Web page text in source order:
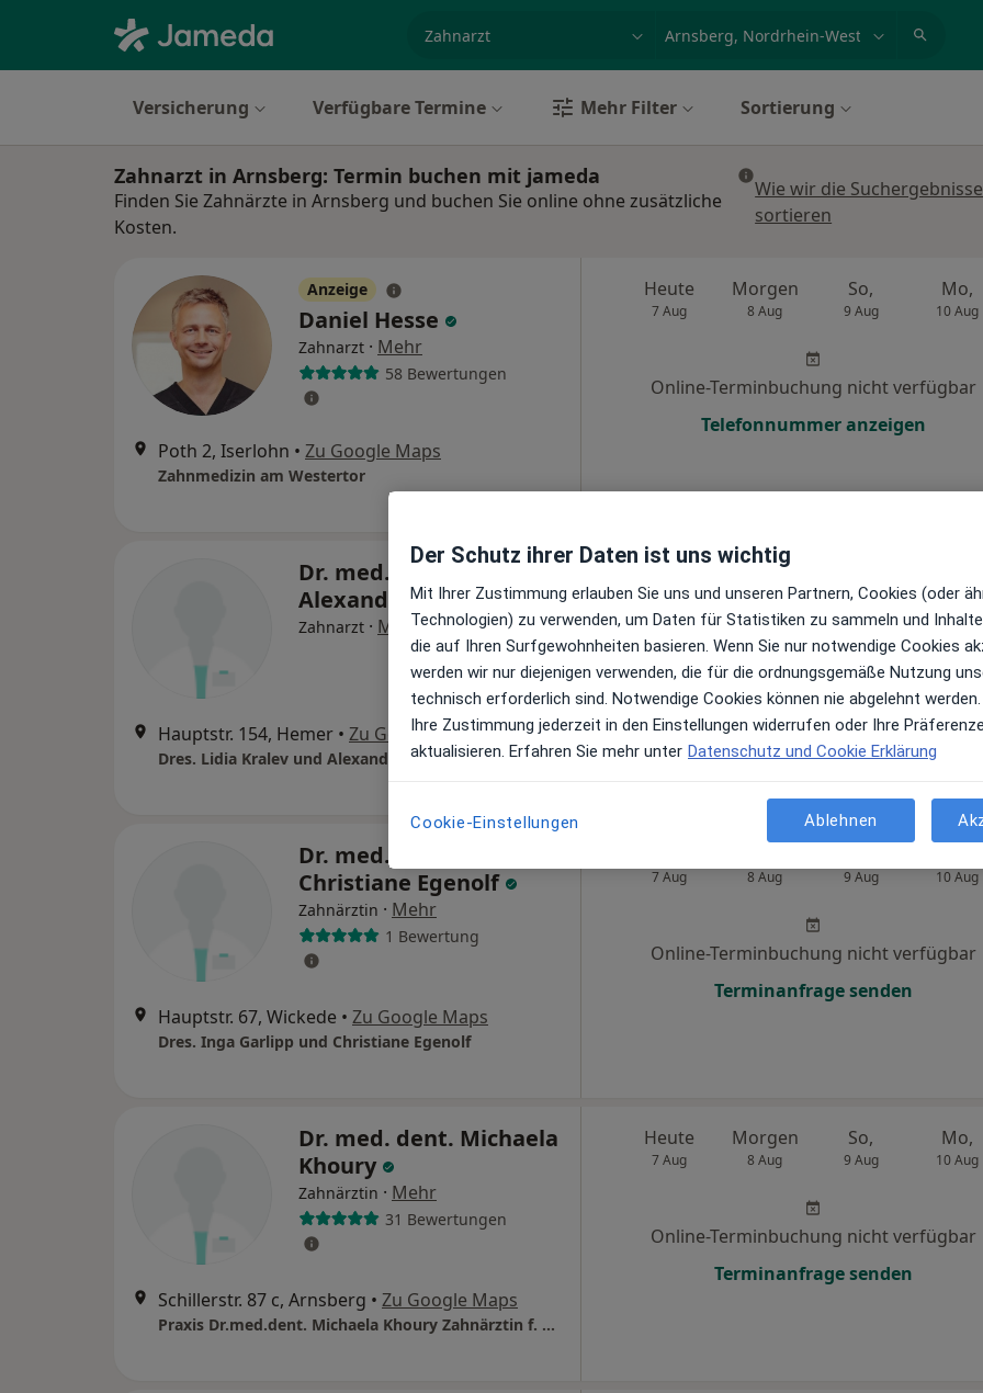
Versicherung Verfügbare Termine Mehr Filter Sortierung
Zahnarzt in Arnsberg: Termin buchen mit jameda
Finden Sie Zahnärzte in Arnsberg und buchen Sie online ohne zusätzliche
Kosten.
Wie wir die Suchergebnisse
sortieren
Anzeige
Daniel Hesse
Zahnarzt · Mehr
58 Bewertungen
Poth 2, Iserlohn • Zu Google Maps
Zahnmedizin am Westertor
Heute
7 Aug
Morgen
8 Aug
So,
9 Aug
Mo,
10 Aug
Online-Terminbuchung nicht verfügbar
Telefonnummer anzeigen
Dr. med. dent.
Alexander Kralev
Zahnarzt · Mehr
Hauptstr. 154, Hemer • Zu Google Maps
Dres. Lidia Kralev und Alexander Kralev
7 Aug
Morgen
8 Aug 9 Aug 10 Aug
Online-Terminbuchung nicht verfügbar
Terminanfrage senden
Dr. med. dent.
Christiane Egenolf
Zahnärztin · Mehr
1 Bewertung
Hauptstr. 67, Wickede • Zu Google Maps
Dres. Inga Garlipp und Christiane Egenolf
7 Aug 8 Aug 9 Aug 10 Aug
Online-Terminbuchung nicht verfügbar
Terminanfrage senden
Dr. med. dent. Michaela
Khoury
Zahnärztin · Mehr
31 Bewertungen
Schillerstr. 87 c, Arnsberg • Zu Google Maps
Praxis Dr.med.dent. Michaela Khoury Zahnärztin f. Kieferorthopädie
Heute
7 Aug
Morgen
8 Aug
So,
9 Aug
Mo,
10 Aug
Online-Terminbuchung nicht verfügbar
Terminanfrage senden
Der Schutz ihrer Daten ist uns wichtig
Mit Ihrer Zustimmung erlauben Sie uns und unseren Partnern, Cookies (oder
Technologien) zu verwenden, um Daten für Statistiken zu sammeln und
die auf Ihren Surfgewohnheiten basieren. Wenn Sie nur notwendige Cookies
werden wir nur diejenigen verwenden, die für die ordnungsgemäße Nutzung
technisch erforderlich sind. Notwendige Cookies können nie abgelehnt werden.
Ihre Zustimmung jederzeit in den Einstellungen widerrufen oder Ihre
aktualisieren. Erfahren Sie mehr unter Datenschutz und Cookie Erklärung
Cookie-Einstellungen Ablehnen